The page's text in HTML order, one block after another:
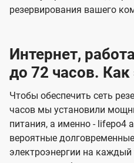
резервирования вашего
Интернет,
до 72 часов. Как
Чтобы обеспечить сеть
часов мы установили
питания, а именно - lifepo4
вероятные
электроэнергии на